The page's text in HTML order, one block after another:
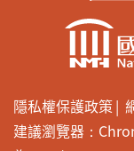
隱私權保護政策
建議瀏覽器：